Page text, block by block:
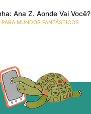
Ana Z. Aonde Vai Você?
MUNDOS FANTÁSTICOS